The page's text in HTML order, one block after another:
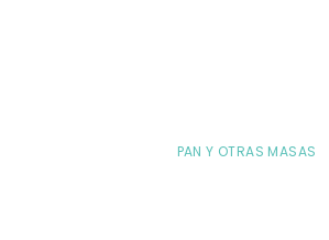
PAN Y OTRAS MASAS